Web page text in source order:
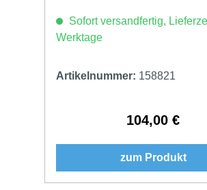
Sofort versandfertig,
Werktage
Artikelnummer: 158821
Regulärer Preis:
104,00 €
zum Produkt